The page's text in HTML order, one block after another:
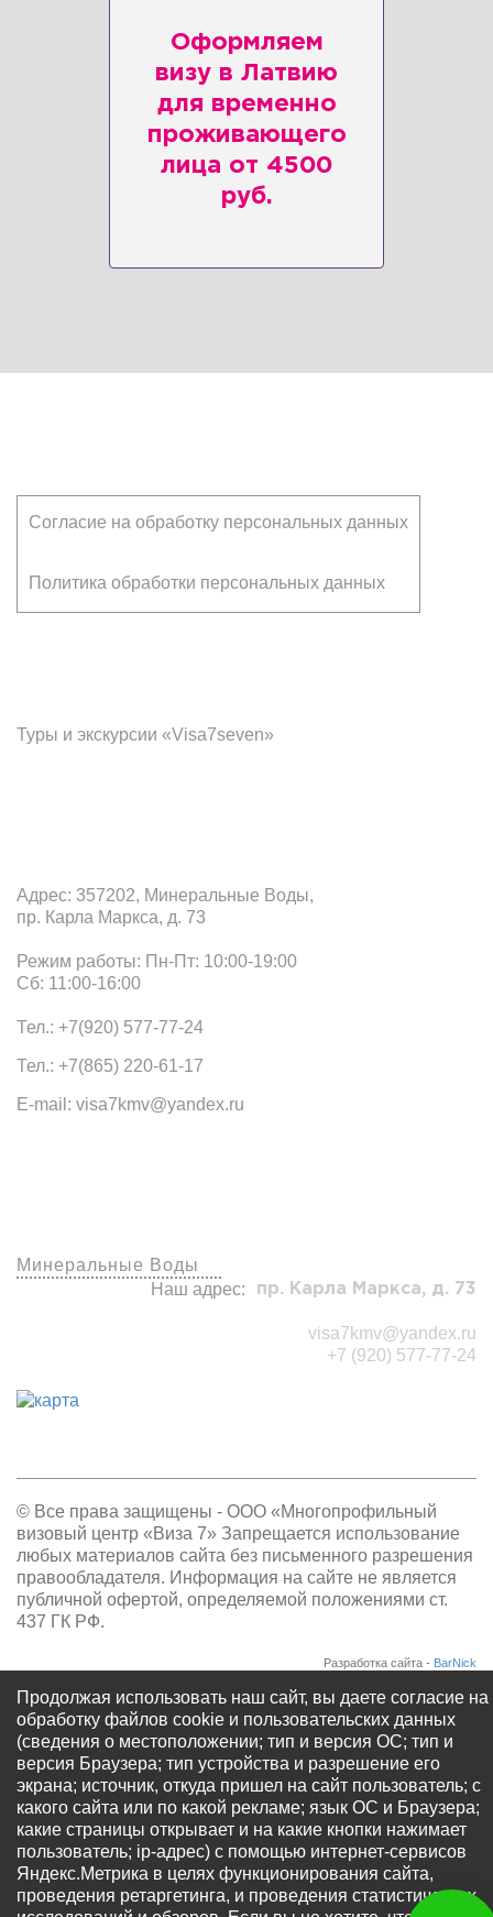
Оформляем
визу в Латвию
для временно
проживающего
лица от 4500
руб.
Адрес: 357202, Минеральные Воды,
пр. Карла Маркса, д. 73
Режим работы: Пн-Пт: 10:00-19:00
Сб: 11:00-16:00
Тел.: +7(920) 577-77-24
Тел.: +7(865) 220-61-17
E-mail: visa7kmv@yandex.ru
Согласие на обработку персональных данных
Политика обработки персональных данных
Туры и экскурсии «Visa7seven»
Минеральные Воды
Наш адрес:
пр. Карла Маркса, д. 73
visa7kmv@yandex.ru
+7 (920) 577-77-24
© Все права защищены - OOO «Многопрофильный
визовый центр «Виза 7» Запрещается использование
любых материалов сайта без письменного разрешения
правообладателя. Информация на сайте не является
публичной офертой, определяемой положениями ст.
437 ГК РФ.
Разработка сайта - BarNick
Продолжая использовать наш сайт, вы даете согласие на
обработку файлов cookie и пользовательских данных
(сведения о местоположении; тип и версия ОС; тип и
версия Браузера; тип устройства и разрешение его
экрана; источник, откуда пришел на сайт пользователь; с
какого сайта или по какой рекламе; язык ОС и Браузера;
какие страницы открывает и на какие кнопки нажимает
пользователь; ip-адрес) с помощью интернет-сервисов
Яндекс.Метрика в целях функционирования сайта,
проведения ретаргетинга, и проведения статистических